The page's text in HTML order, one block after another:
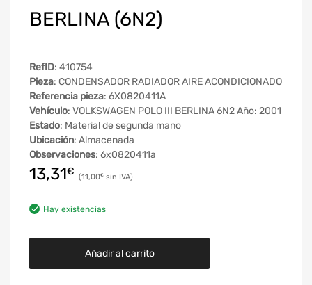
BERLINA (6N2)
RefID: 410754
Pieza: CONDENSADOR RADIADOR AIRE ACONDICIONADO
Referencia pieza: 6X0820411A
Vehículo: VOLKSWAGEN POLO III BERLINA 6N2 Año: 2001
Estado: Material de segunda mano
Ubicación: Almacenada
Observaciones: 6x0820411a
13,31€ 11,00€
Hay existencias
Añadir al carrito